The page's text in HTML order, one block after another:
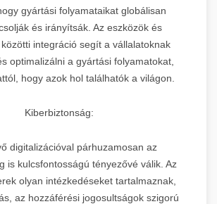
gyártási folyamataikat globálisan
és irányítsák. Az eszközök és
integráció segít a vállalatoknak
optimalizálni a gyártási folyamatokat,
hogy azok hol találhatók a világon.
Kiberbiztonság:
digitalizációval párhuzamosan az
is kulcsfontosságú tényezővé válik. Az
olyan intézkedéseket tartalmaznak,
az hozzáférési jogosultságok szigorú